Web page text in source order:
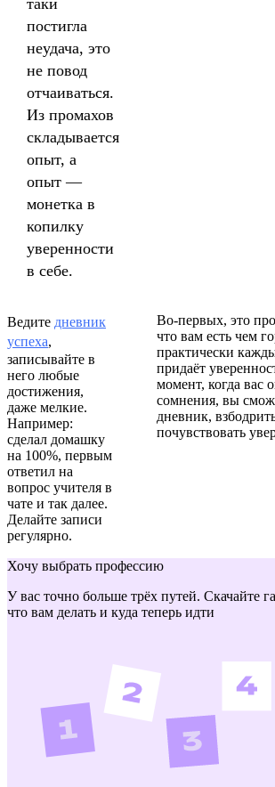
постигла
неудача, это
не повод
отчаиваться.
Из промахов
складывается
опыт, а
опыт —
монетка в
копилку
уверенности
в себе.
Ведите дневник
успеха,
записывайте в
него любые
достижения,
даже мелкие.
Например:
сделал домашку
на 100%, первым
ответил на
вопрос учителя в
чате и так далее.
Делайте записи
регулярно.
Во-первых, это
что вам есть чем
практически
придаёт
момент, когда вас
сомнения, вы
дневник,
почувствовать
Хочу выбрать профессию
У вас точно больше трёх путей. Скачайте
что вам делать и куда теперь идти